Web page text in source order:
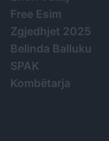
Free Esim
Zgjedhjet 2025
Belinda Balluku
SPAK
Kombëtarja